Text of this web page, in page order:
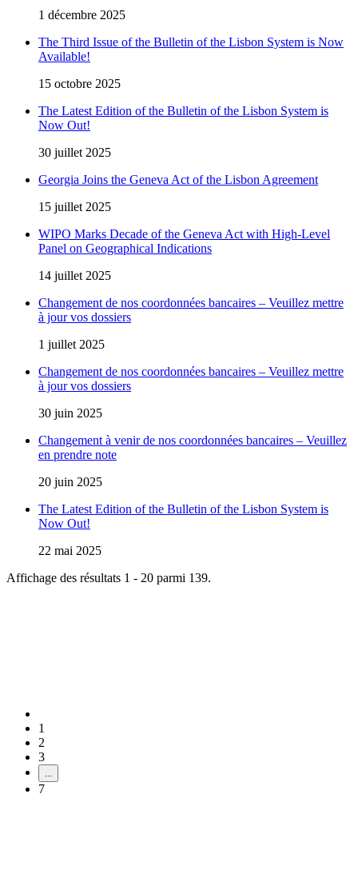
1 décembre 2025
The Third Issue of the Bulletin of the Lisbon System is Now
Available!
15 octobre 2025
The Latest Edition of the Bulletin of the Lisbon System is
Now Out!
30 juillet 2025
Georgia Joins the Geneva Act of the Lisbon Agreement
15 juillet 2025
WIPO Marks Decade of the Geneva Act with High-Level
Panel on Geographical Indications
14 juillet 2025
Changement de nos coordonnées bancaires – Veuillez mettre
à jour vos dossiers
1 juillet 2025
Changement de nos coordonnées bancaires – Veuillez mettre
à jour vos dossiers
30 juin 2025
Changement à venir de nos coordonnées bancaires – Veuillez
en prendre note
20 juin 2025
The Latest Edition of the Bulletin of the Lisbon System is
Now Out!
22 mai 2025
Affichage des résultats 1 - 20 parmi 139.
1
2
3
7